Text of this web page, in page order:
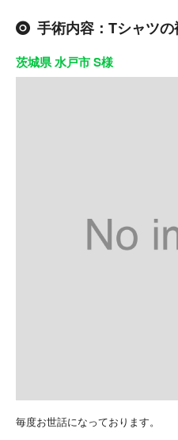
手術内容：Tシャツの
茨城県 水戸市 S様
毎度お世話になっております。